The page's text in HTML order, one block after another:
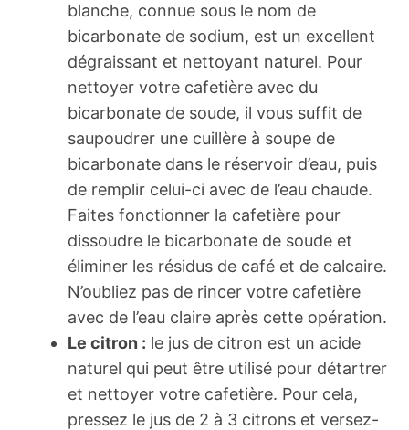
blanche, connue sous le nom de
bicarbonate de sodium, est un excellent
dégraissant et nettoyant naturel. Pour
nettoyer votre cafetière avec du
bicarbonate de soude, il vous suffit de
saupoudrer une cuillère à soupe de
bicarbonate dans le réservoir d’eau, puis
de remplir celui-ci avec de l’eau chaude.
Faites fonctionner la cafetière pour
dissoudre le bicarbonate de soude et
éliminer les résidus de café et de calcaire.
N’oubliez pas de rincer votre cafetière
avec de l’eau claire après cette opération.
Le citron : le jus de citron est un acide
naturel qui peut être utilisé pour détartrer
et nettoyer votre cafetière. Pour cela,
pressez le jus de 2 à 3 citrons et versez-